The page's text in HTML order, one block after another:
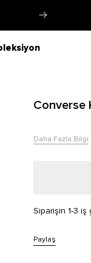
Fazla Bilgi
Converse
Daha Fazla Bilgi
Siparişin 1-3 iş
Paylaş